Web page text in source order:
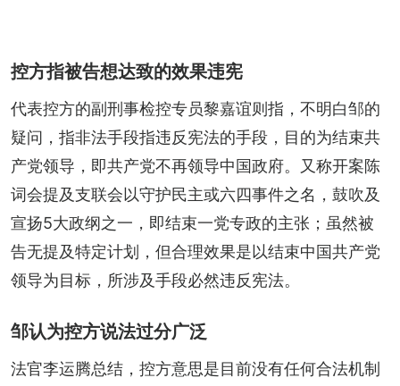
控方指被告想达致的效果违宪
代表控方的副刑事检控专员黎嘉谊则指，不明白邹的
疑问，指非法手段指违反宪法的手段，目的为结束共
产党领导，即共产党不再领导中国政府。又称开案陈
词会提及支联会以守护民主或六四事件之名，鼓吹及
宣扬5大政纲之一，即结束一党专政的主张；虽然被
告无提及特定计划，但合理效果是以结束中国共产党
领导为目标，所涉及手段必然违反宪法。
邹认为控方说法过分广泛
法官李运腾总结，控方意思是目前没有任何合法机制